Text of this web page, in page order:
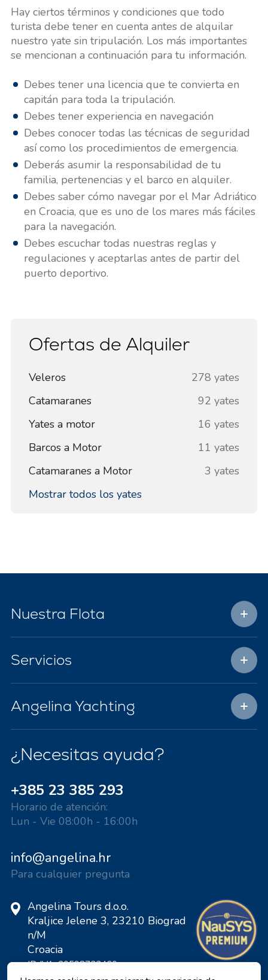
Hay ciertos términos y condiciones que todo
turista debe tener en cuenta antes de alquilar
nuestro yate sin tripulación. Los más importantes
se mencionan a continuación para tu información.
Debes tener una licencia que te convierta en
capitán para toda la tripulación.
Debes tener experiencia en navegación
Debes conocer todas las técnicas de seguridad
así como los procedimientos de emergencia.
Deberás asumir la responsabilidad de tu
familia, pertenencias y el barco en alquiler.
Debes saber cómo navegar por el Mar Adriático
en Croacia, que es uno de los mares más fáciles
para la navegación.
Debes escuchar todas nuestras reglas y
regulaciones y aceptarlas antes de partir del
puerto deportivo.
Ofertas de Alquiler
Veleros
278 yates
Catamaranes
92 yates
Yates a motor
16 yates
Barcos a Motor
11 yates
Catamaranes a Motor
3 yates
Mostrar todos los yates
Nuestra Flota
Servicios
Angelina Yachting
¿Necesitas ayuda?
+385 23 385 293
Horario de atención:
Lun - Vie 08:00h - 16:00h
info@angelina.hr
Para cualquier pregunta
Angelina Tours d.o.o.
Kraljice Jelene 3, 23210 Biograd
n/M
Croacia
ID IVA: 20598733460